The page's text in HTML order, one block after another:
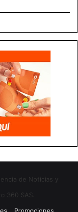
de Noticias y
360 SAS.